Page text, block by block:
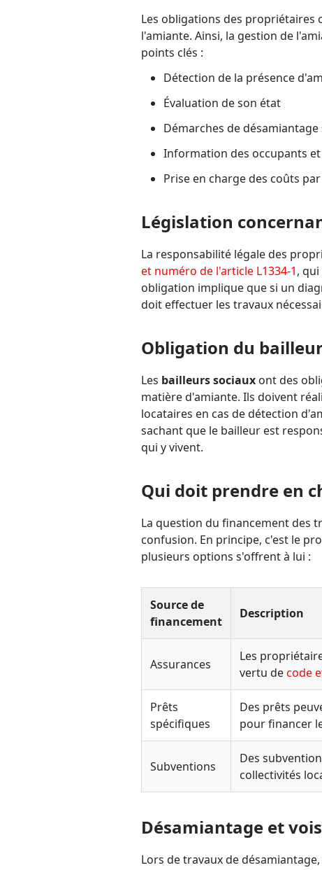
Les obligations des propriétaires
l'amiante. Ainsi, la gestion de
points clés :
Détection de la présence
Évaluation de son état
Démarches de désamiantage
Information des occupants
Prise en charge des coûts
Législation
La responsabilité légale des
et numéro de l'article L1334-1,
obligation implique que si un
doit effectuer les travaux
Obligation du
Les bailleurs sociaux ont des
matière d'amiante. Ils doivent
locataires en cas de détection
sachant que le bailleur est
qui y vivent.
Qui doit prendre en
La question du financement des
confusion. En principe, c'est le
plusieurs options s'offrent à lui :
Source de
financement
Description
Assurances
Les
vertu decode
Prêts
spécifiques
Des prêts
pour financer
Subventions
Des
collectivités
Désamiantage et
Lors de travaux de